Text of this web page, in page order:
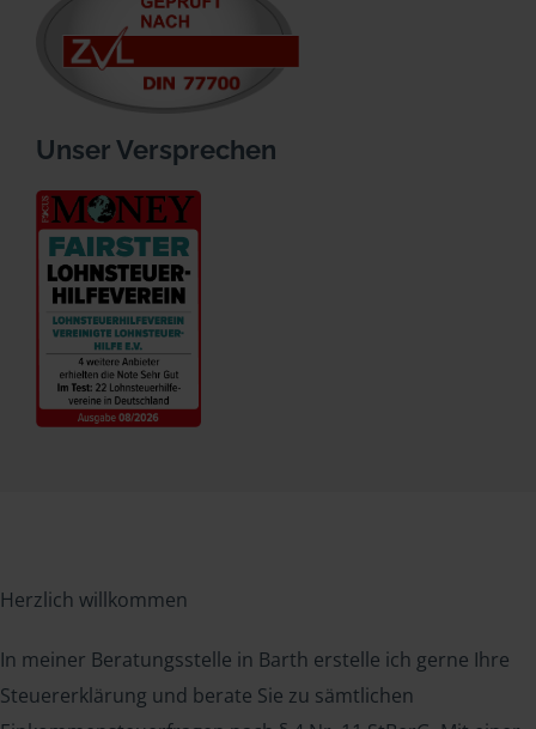
Unser Versprechen
Herzlich willkommen
In meiner Beratungsstelle in Barth erstelle ich gerne Ihre
Steuererklärung und berate Sie zu sämtlichen